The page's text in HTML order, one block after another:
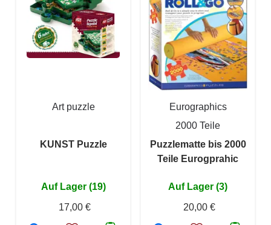
Art puzzle
KUNST Puzzle
Auf Lager (19)
17,00 €
Eurographics
2000 Teile
Puzzlematte bis 2000
Teile Eurogprahic
Auf Lager (3)
20,00 €